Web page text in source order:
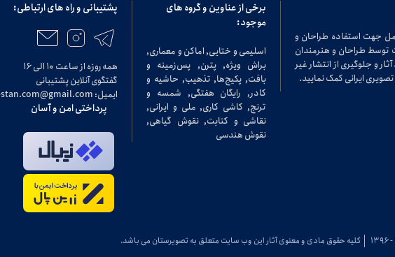
جهت استفاده طراحان و
توسط طراحان و هنرمندان
و جلوگیری از انتشار غیر
ایرانی کمک نمایید.
برخی از عناوین و گروه های
موجود:
اسلیمی و ختایی, اماکن و معماری,
براش ویژه, پترن, پس‌زمینه و
بافت, پکیج‌ها, تذهیب, حاشیه و
کادر, رایگان هفتگی, شمسه و
ترنج, کاشی کاری, ملی و ایرانی,
نقاشی و کتابت, نقوش گیاهی,
نقوش هندسی
پشتیبانی و راه های ارتباطی:
همه روزه از ساعت ۱۰ الی ۱۶
گفتگوی آنلاین پشتیبانی
ایمیل: tasvirestan.com@gmail.com
پرداختی امن و آسان
کلیه حقوق مادی و معنوی آثار این وب سایت متعلق به تصویرستان می باشد.